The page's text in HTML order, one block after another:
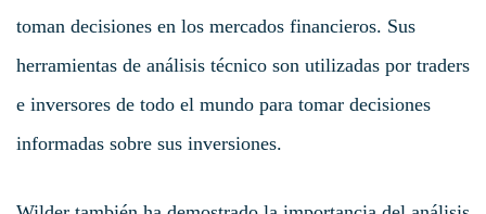
toman decisiones en los mercados financieros. Sus
herramientas de análisis técnico son utilizadas por traders
e inversores de todo el mundo para tomar decisiones
informadas sobre sus inversiones.